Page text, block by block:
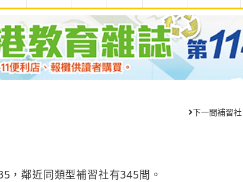
下一間補習社
鄰近同類型補習社有345間。